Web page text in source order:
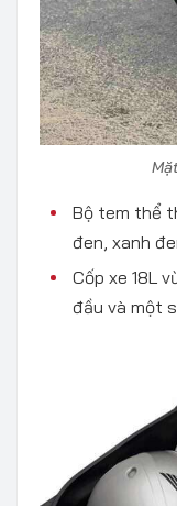
Bộ tem thể
đen, xanh
Cốp xe 18L
đầu và một